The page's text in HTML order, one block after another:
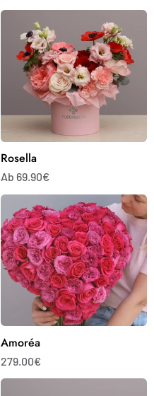
Rosella
Rosella
Ab 69.90€
Amoréa
Amoréa
279.00€
Limea